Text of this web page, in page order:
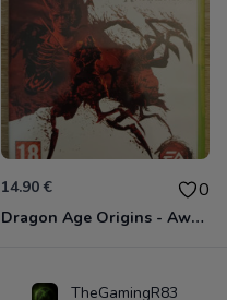
14.90 € 0
Dragon Age Origins - Awakening Xbox 360
TheGamingR83